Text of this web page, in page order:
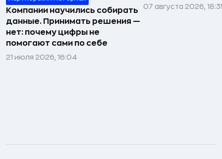
Компании научились собирать
данные. Принимать решения —
нет: почему цифры не
помогают сами по себе
21 июля 2026, 16:04
07 августа 2026,